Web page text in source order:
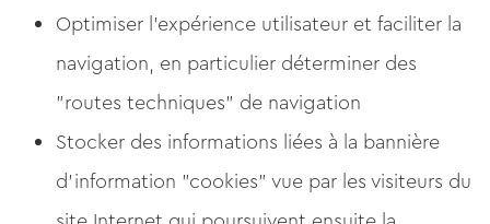
Optimiser l'expérience utilisateur et faciliter la
navigation, en particulier déterminer des
"routes techniques" de navigation
Stocker des informations liées à la bannière
d'information "cookies" vue par les visiteurs du